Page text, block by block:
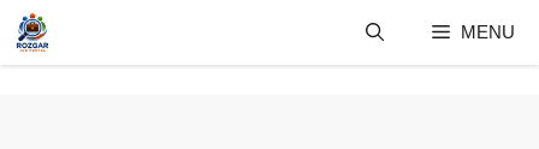
Skip
MENU